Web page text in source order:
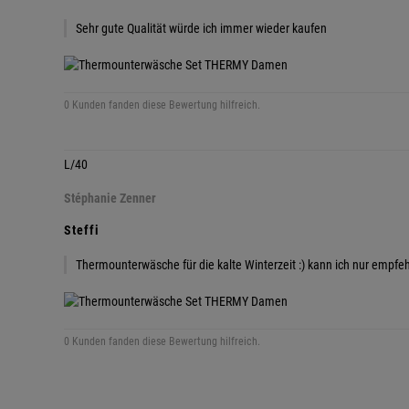
Sehr gute Qualität würde ich immer wieder kaufen
0 Kunden fanden diese Bewertung hilfreich.
L/40
Stéphanie Zenner
Steffi
Thermounterwäsche für die kalte Winterzeit :) kann ich nur
0 Kunden fanden diese Bewertung hilfreich.